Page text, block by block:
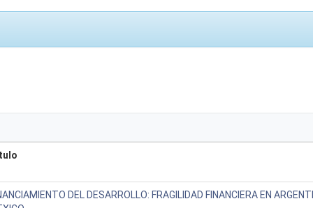
DEL DESARROLLO: FRAGILIDAD FINANCIERA EN